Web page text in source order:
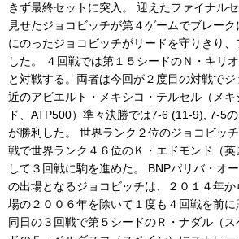
きず最終セットに突入。 迎えたファイナル
見せたジョコビッチが第４ゲームでブレー
にのったジョコビッチがリードを守りきり、
した。 ４回戦では第１５シードのＮ・キリ
と対戦する。両者は今回が２度目の対戦で
近のアビエルト・メキシコ・テルセル（メ
ド、ATP500）準々決勝では7-6 (11-9), 7-5
が勝利した。 世界ランク２位のジョコビッ
戦で世界ランク４６位のＫ・エドモンド（
して３回戦に駒を進めた。 BNPパリバ・オ
の出場となるジョコビッチは、２０１４年
場の２００６年を除いて１度も４回戦を前に
同日の３回戦で第５シードのＲ・ナダル（